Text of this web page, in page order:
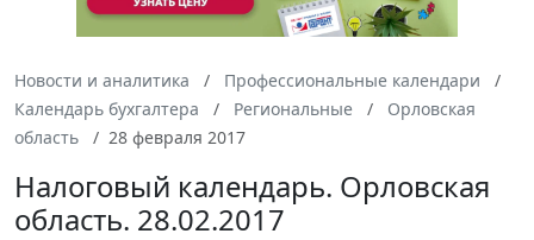
Новости и аналитика
Профессиональные календари
Календарь бухгалтера
Региональные
Орловская
область
28 февраля 2017
Налоговый календарь. Орловская
область. 28.02.2017